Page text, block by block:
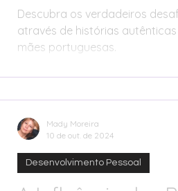
Descubra os verdadeiros
através de histórias
mães portuguesas.
Desenvolvimento Pessoal
Mady Moreira
10 de out. de 2024